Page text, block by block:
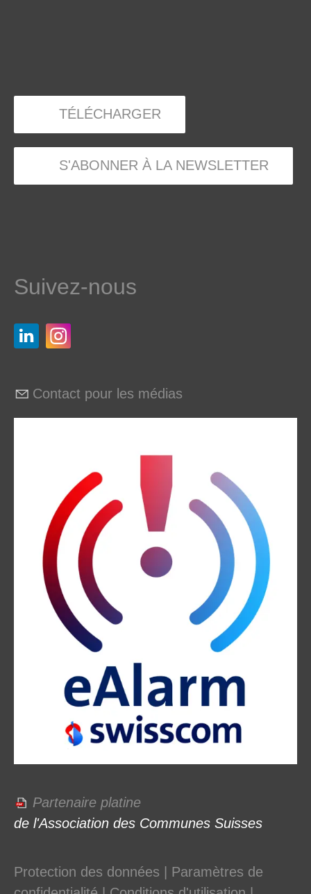
TÉLÉCHARGER
S'ABONNER À LA NEWSLETTER
Suivez-nous
Contact pour les médias
Partenaire platine
de l'Association des Communes Suisses
Protection des données | Paramètres de